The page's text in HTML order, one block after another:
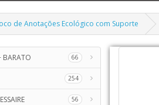
de Anotações Ecológico com Suporte
BARATO 66
254
56